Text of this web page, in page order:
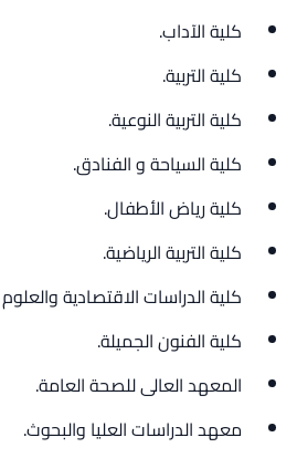
كلية الآداب.
كلية التربية.
كلية التربية النوعية.
كلية السياحة و الفنادق.
كلية رياض الأطفال.
كلية التربية الرياضية.
كلية الدراسات الاقتصادية
كلية الفنون الجميلة.
المعهد العالى للصحة العامة.
معهد الدراسات العليا والبحوث.